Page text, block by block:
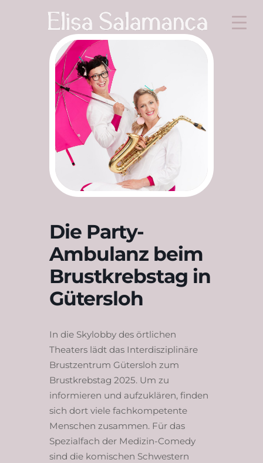
Die Party-
Ambulanz beim
Brustkrebstag in
Gütersloh
In die Skylobby des örtlichen
Theaters lädt das Interdisziplinäre
Brustzentrum Gütersloh zum
Brustkrebstag 2025. Um zu
informieren und aufzuklären, finden
sich dort viele fachkompetente
Menschen zusammen. Für das
Spezialfach der Medizin-Comedy
sind die komischen Schwestern